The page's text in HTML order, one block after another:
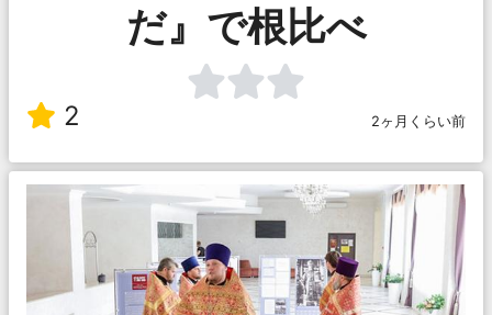
だ』で根比べ
2 2ヶ月くらい前